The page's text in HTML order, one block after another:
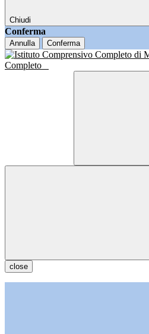
Chiudi
Conferma
Annulla Conferma
Completo
close